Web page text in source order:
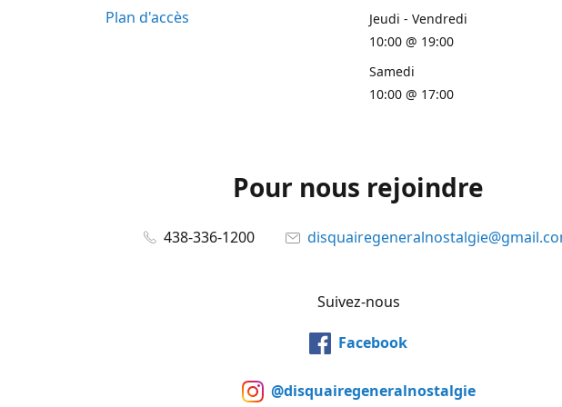
Plan d'accès
Jeudi - Vendredi
10:00 @ 19:00
Samedi
10:00 @ 17:00
Pour nous rejoindre
438-336-1200
Suivez-nous
Facebook
@disquairegeneralnostalgie